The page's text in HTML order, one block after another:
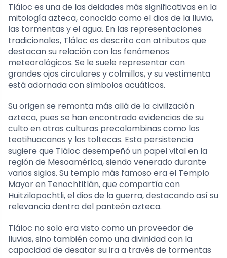
Tláloc es una de las deidades más significativas en la
mitología azteca, conocido como el dios de la lluvia,
las tormentas y el agua. En las representaciones
tradicionales, Tláloc es descrito con atributos que
destacan su relación con los fenómenos
meteorológicos. Se le suele representar con
grandes ojos circulares y colmillos, y su vestimenta
está adornada con símbolos acuáticos.
Su origen se remonta más allá de la civilización
azteca, pues se han encontrado evidencias de su
culto en otras culturas precolombinas como los
teotihuacanos y los toltecas. Esta persistencia
sugiere que Tláloc desempeñó un papel vital en la
región de Mesoamérica, siendo venerado durante
varios siglos. Su templo más famoso era el Templo
Mayor en Tenochtitlán, que compartía con
Huitzilopochtli, el dios de la guerra, destacando así su
relevancia dentro del panteón azteca.
Tláloc no solo era visto como un proveedor de
lluvias, sino también como una divinidad con la
capacidad de desatar su ira a través de tormentas